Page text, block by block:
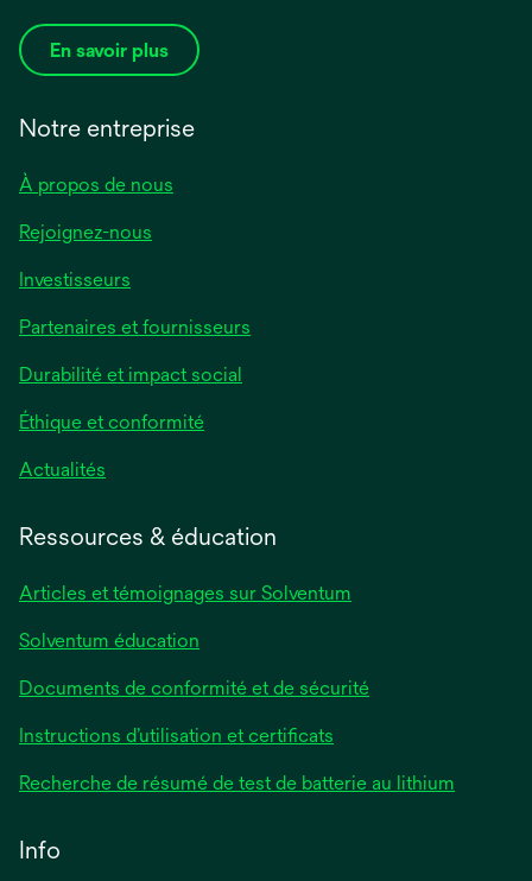
En savoir plus
Notre entreprise
À propos de nous
Rejoignez-nous
Investisseurs
Partenaires et fournisseurs
Durabilité et impact social
Éthique et conformité
Actualités
Ressources & éducation
Articles et témoignages sur Solventum
Solventum éducation
Documents de conformité et de sécurité
Instructions d’utilisation et certificats
Recherche de résumé de test de batterie au lithium
Info